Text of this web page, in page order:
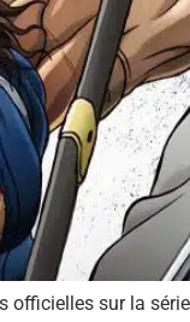
officielles sur la